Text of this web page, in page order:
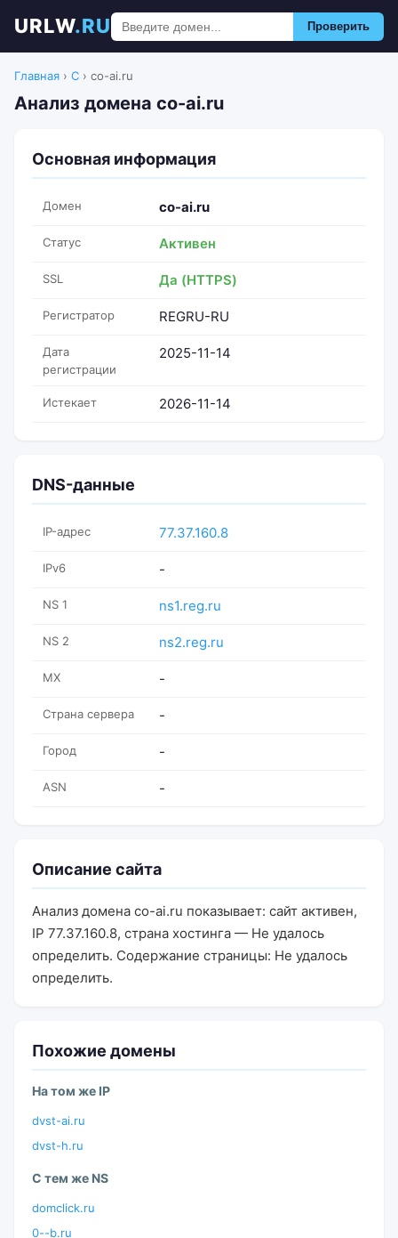
URLW.RU Проверить
Главная › C › co-ai.ru
Анализ домена co-ai.ru
Основная информация
Домен co-ai.ru
Статус Активен
SSL Да (HTTPS)
Регистратор REGRU-RU
Дата
регистрации
2025-11-14
Истекает 2026-11-14
DNS-данные
IP-адрес 77.37.160.8
IPv6 -
NS 1 ns1.reg.ru
NS 2 ns2.reg.ru
MX -
Страна сервера -
Город -
ASN -
Описание сайта
Анализ домена co-ai.ru показывает: сайт активен,
IP 77.37.160.8, страна хостинга — Не удалось
определить. Содержание страницы: Не удалось
определить.
Похожие домены
На том же IP
dvst-ai.ru
dvst-h.ru
С тем же NS
domclick.ru
0--b.ru